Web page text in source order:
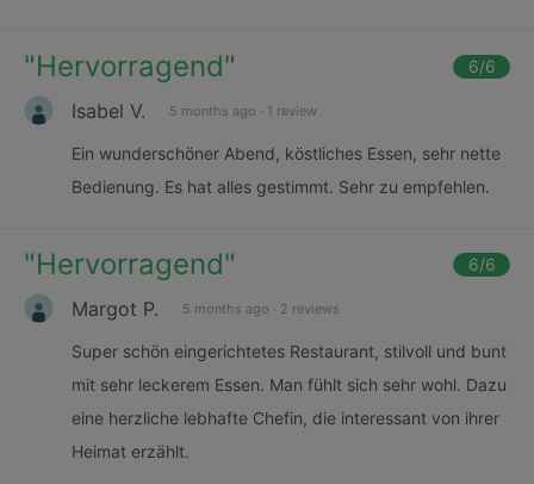
"Hervorragend" 6/6
Isabel V. 5 months ago · 1 review
Ein wunderschöner Abend, köstliches Essen, sehr nette
Bedienung. Es hat alles gestimmt. Sehr zu empfehlen.
"Hervorragend" 6/6
Margot P. 5 months ago · 2 reviews
Super schön eingerichtetes Restaurant, stilvoll und bunt
mit sehr leckerem Essen. Man fühlt sich sehr wohl. Dazu
eine herzliche lebhafte Chefin, die interessant von ihrer
Heimat erzählt.